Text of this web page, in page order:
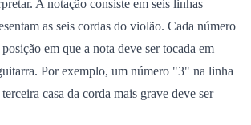
A notação consiste em seis linhas
as seis cordas do violão. Cada número
em que a nota deve ser tocada em
Por exemplo, um número "3" na linha
casa da corda mais grave deve ser